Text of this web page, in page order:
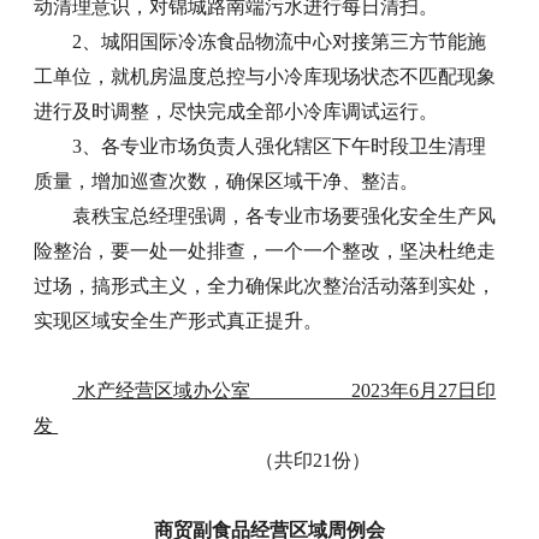
动清理意识，对锦城路南端污水进行每日清扫。
2、城阳国际冷冻食品物流中心对接第三方节能施
工单位，就机房温度总控与小冷库现场状态不匹配现象
进行及时调整，尽快完成全部小冷库调试运行。
3、各专业市场负责人强化辖区下午时段卫生清理
质量，增加巡查次数，确保区域干净、整洁。
袁秩宝总经理强调，各专业市场要强化安全生产风
险整治，要一处一处排查，一个一个整改，坚决杜绝走
过场，搞形式主义，全力确保此次整治活动落到实处，
实现区域安全生产形式真正提升。
水产经营区域办公室 2023年6月27日印
发
（共印21份）
商贸副食品经营区域周例会